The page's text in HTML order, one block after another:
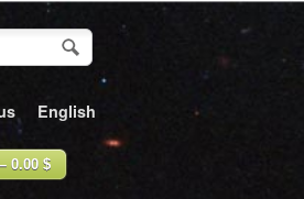
English
0.00 $